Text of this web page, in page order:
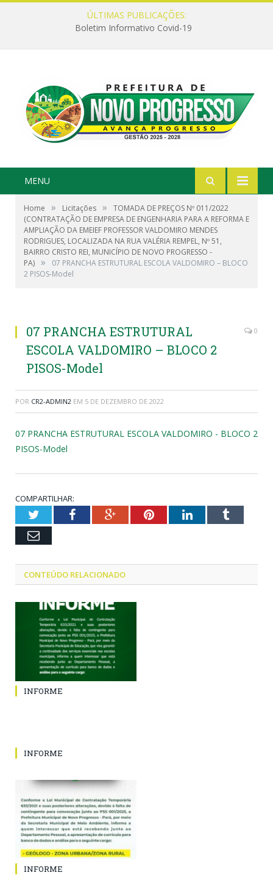
ÚLTIMAS PUBLICAÇÕES:
Boletim Informativo Covid-19
MENU
Home » Licitações »
TOMADA DE PREÇOS Nº 011/2022
(CONTRATAÇÃO DE EMPRESA DE ENGENHARIA PARA A REFORMA E
AMPLIAÇÃO DA EMEIEF PROFESSOR VALDOMIRO MENDES
RODRIGUES, LOCALIZADA NA RUA VALÉRIA REMPEL, Nº 51,
BAIRRO CRISTO REI, MUNICÍPIO DE NOVO PROGRESSO -
PA) »
07 PRANCHA ESTRUTURAL ESCOLA VALDOMIRO – BLOCO
2 PISOS-Model
07 PRANCHA ESTRUTURAL
ESCOLA VALDOMIRO – BLOCO 2
PISOS-Model
0
POR CR2-ADMIN2 EM 5 DE DEZEMBRO DE 2022
07 PRANCHA ESTRUTURAL ESCOLA VALDOMIRO - BLOCO 2
PISOS-Model
COMPARTILHAR:
TwitterFacebookGoogle+PinterestLinkedInTumblr
Email
CONTEÚDO RELACIONADO
INFORME
INFORME
INFORME